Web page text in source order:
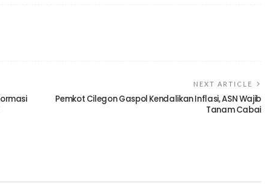
NEXT ARTICLE
Pemkot Cilegon Gaspol Kendalikan Inflasi, ASN Wajib
Tanam Cabai